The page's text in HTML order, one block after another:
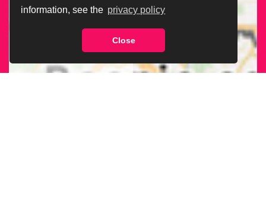
information, see the privacy policy
Close